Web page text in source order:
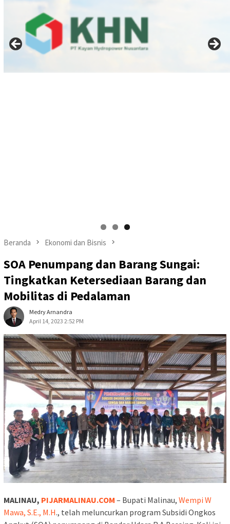
Beranda Ekonomi dan Bisnis
SOA Penumpang dan Barang Sungai:
Tingkatkan Ketersediaan Barang dan
Mobilitas di Pedalaman
Medry Arnandra
April 14, 2023 2:52 PM
MALINAU, PIJARMALINAU.COM – Bupati Malinau, Wempi W
Mawa, S.E., M.H., telah meluncurkan program Subsidi Ongkos